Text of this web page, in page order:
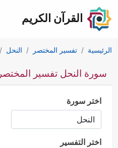
القرآن الكريم
الرئيسية تفسير المختصر النحل
سورة النحل تفسير المختصر
اختر سورة
اختر التفسير